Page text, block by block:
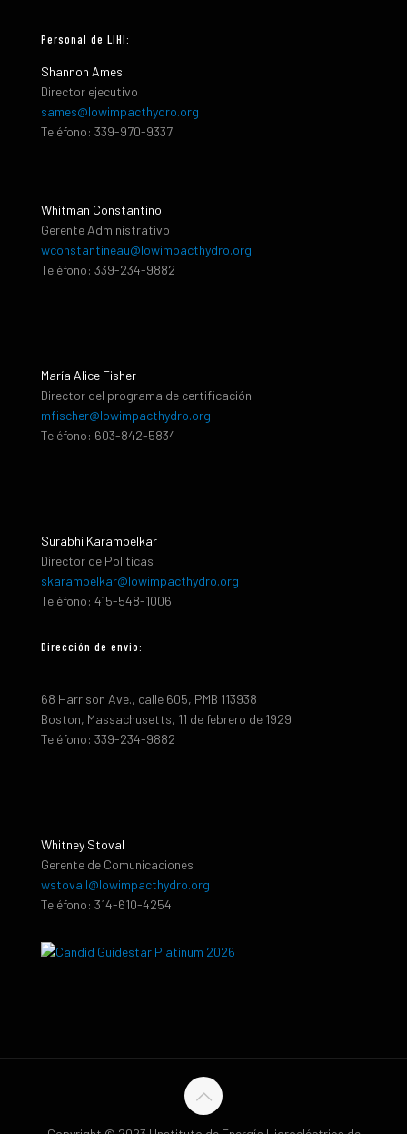
Personal de LIHI:
Shannon Ames
Director ejecutivo
sames@lowimpacthydro.org
Teléfono: 339-970-9337
Whitman Constantino
Gerente Administrativo
wconstantineau@lowimpacthydro.org
Teléfono: 339-234-9882
María Alice Fisher
Director del programa de certificación
mfischer@lowimpacthydro.org
Teléfono: 603-842-5834
Surabhi Karambelkar
Director de Políticas
skarambelkar@lowimpacthydro.org
Teléfono: 415-548-1006
Dirección de envio:
68 Harrison Ave., calle 605, PMB 113938
Boston, Massachusetts, 11 de febrero de 1929
Teléfono: 339-234-9882
Whitney Stoval
Gerente de Comunicaciones
wstovall@lowimpacthydro.org
Teléfono: 314-610-4254